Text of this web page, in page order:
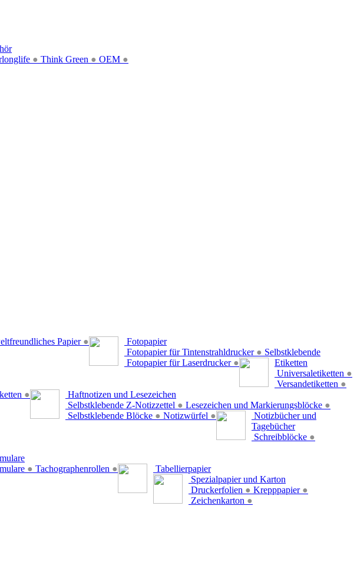
● Think Green ● OEM ●
Papier ●
Fotopapier
Fotopapier für Tintenstrahldrucker ●
Fotopapier für Laserdrucker ●
Selbstklebende
Etiketten
Universaletiketten ●
Versandetiketten ●
●
Haftnotizen und Lesezeichen
Selbstklebende Z-Notizzettel ● Lesezeichen und Markierungsblöcke ●
Selbstklebende Blöcke ● Notizwürfel ●
Notizbücher und
Tagebücher
Schreibblöcke ●
● Tachographenrollen ●
Tabellierpapier
Spezialpapier und Karton
Druckerfolien ● Krepppapier ●
Zeichenkarton ●